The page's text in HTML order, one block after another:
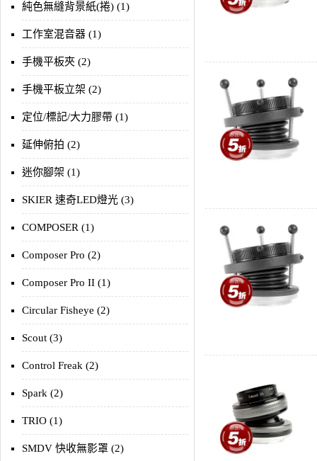
純色無縫背景紙(捲) (1)
工作室混音器 (1)
手機平板夾 (2)
手機平板立架 (2)
定位/標記/大力膠帶 (1)
延伸俯拍 (2)
迷你腳架 (1)
SKIER 速奇LED燈光 (3)
COMPOSER (1)
Composer Pro (2)
Composer Pro II (1)
Circular Fisheye (2)
Scout (3)
Control Freak (2)
Spark (2)
TRIO (1)
SMDV 快收無影罩 (2)